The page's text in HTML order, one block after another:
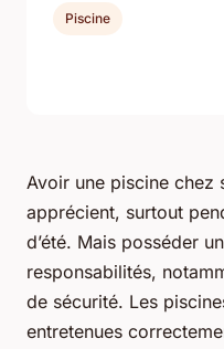
Avoir une piscine chez
apprécient, surtout
d’été. Mais posséder
responsabilités,
de sécurité. Les
entretenues
Piscine